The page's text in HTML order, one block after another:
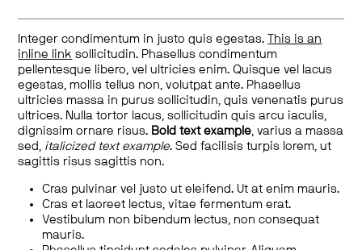
Integer condimentum in justo quis egestas.
This is an
inline link sollicitudin. Phasellus condimentum
pellentesque libero, vel ultricies enim. Quisque vel lacus
egestas, mollis tellus non, volutpat ante. Phasellus
ultricies massa in purus sollicitudin, quis venenatis purus
ultrices. Nulla tortor lacus, sollicitudin quis arcu iaculis,
dignissim ornare risus. Bold text example, varius a massa
sed, italicized text example. Sed facilisis turpis lorem, ut
sagittis risus sagittis non.
Cras pulvinar vel justo ut eleifend. Ut at enim mauris.
Cras et laoreet lectus, vitae fermentum erat.
Vestibulum non bibendum lectus, non consequat
mauris.